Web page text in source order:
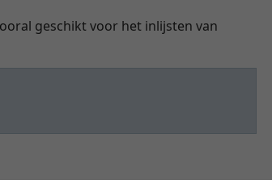
geschikt voor het inlijsten van